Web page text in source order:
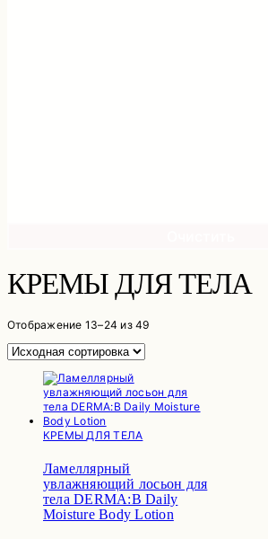
КРЕМЫ ДЛЯ ТЕЛА
Отображение 13–24 из 49
КРЕМЫ ДЛЯ ТЕЛА
Ламеллярный
увлажняющий лосьон для
тела DERMA:B Daily
Moisture Body Lotion